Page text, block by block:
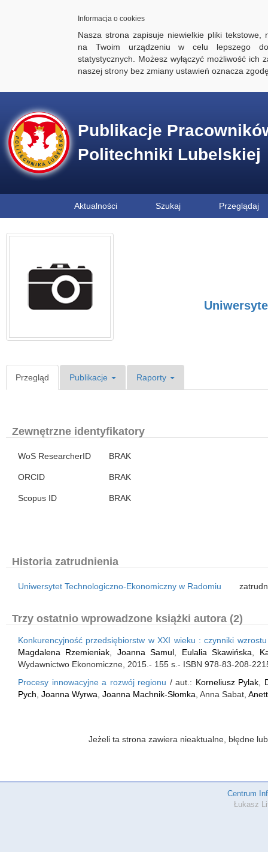
Informacja o cookies
Nasza strona zapisuje niewielkie pliki tekstowe,
na Twoim urządzeniu w celu lepszego
statystycznych. Możesz wyłączyć możliwość ich
naszej strony bez zmiany ustawień oznacza
Publikacje
Politechniki Lubelskiej
Aktualności Szukaj Przeglądaj
Przegląd Publikacje Raporty
Zewnętrzne identyfikatory
WoS ResearcherID BRAK
ORCID BRAK
Scopus ID BRAK
Historia zatrudnienia
Uniwersytet Technologiczno-Ekonomiczny w Radomiu
Trzy ostatnio wprowadzone książki autora (2)
Konkurencyjność przedsiębiorstw w XXI wieku : czynniki wzrostu
Magdalena Rzemieniak
Joanna Samul Eulalia Skawińska
Wydawnictwo Ekonomiczne, 2015.- 155 s.- ISBN 978-83-208-
Procesy innowacyjne a rozwój regionu / aut.: Korneliusz Pylak
Pych Joanna Wyrwa Joanna Machnik-Słomka , Anna Sabat,
Jeżeli ta strona zawiera nieaktualne, błędne
Centrum
Łukasz